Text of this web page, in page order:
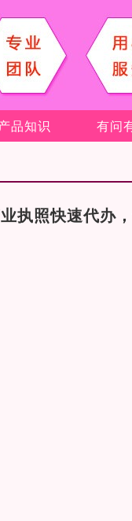
品知识 有问
执照快速代办